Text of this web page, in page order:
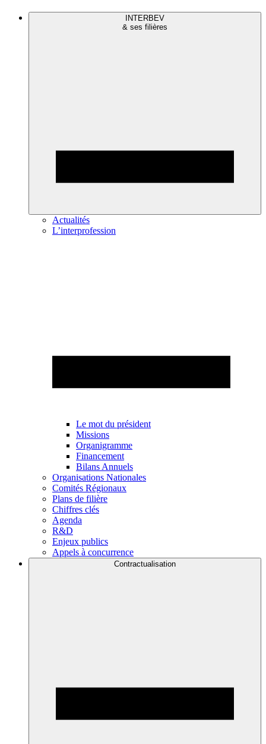
INTERBEV
& ses filières
Actualités
L’interprofession
Le mot du président
Missions
Organigramme
Financement
Bilans Annuels
Organisations Nationales
Comités Régionaux
Plans de filière
Chiffres clés
Agenda
R&D
Enjeux publics
Appels à concurrence
Contractualisation